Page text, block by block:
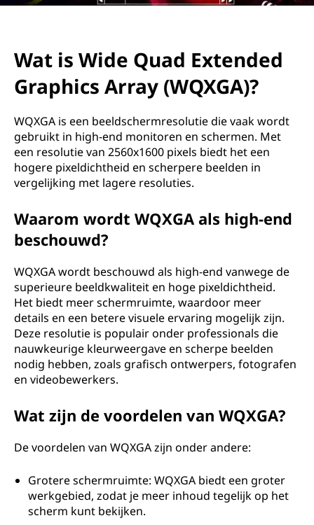
E
n
G
Wat is Wide Quad Extended
Graphics Array (WQXGA)?
WQXGA is een beeldschermresolutie die vaak wordt
gebruikt in high-end monitoren en schermen. Met
een resolutie van 2560x1600 pixels biedt het een
hogere pixeldichtheid en scherpere beelden in
vergelijking met lagere resoluties.
Waarom wordt WQXGA als high-end
beschouwd?
WQXGA wordt beschouwd als high-end vanwege de
superieure beeldkwaliteit en hoge pixeldichtheid.
Het biedt meer schermruimte, waardoor meer
details en een betere visuele ervaring mogelijk zijn.
Deze resolutie is populair onder professionals die
nauwkeurige kleurweergave en scherpe beelden
nodig hebben, zoals grafisch ontwerpers, fotografen
en videobewerkers.
Wat zijn de voordelen van WQXGA?
De voordelen van WQXGA zijn onder andere:
Grotere schermruimte: WQXGA biedt een groter
werkgebied, zodat je meer inhoud tegelijk op het
scherm kunt bekijken.